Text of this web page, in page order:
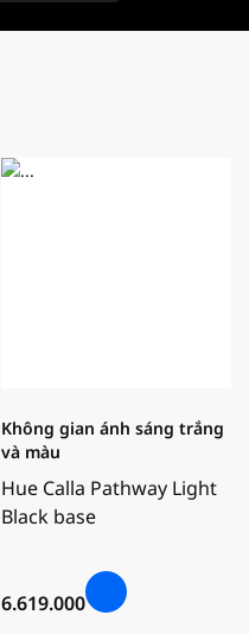
Không gian ánh sáng trắng
và màu
Hue Calla Pathway Light
Black base
6.619.000